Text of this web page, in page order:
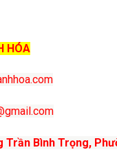
HÓA
Trần Bình Trọng,